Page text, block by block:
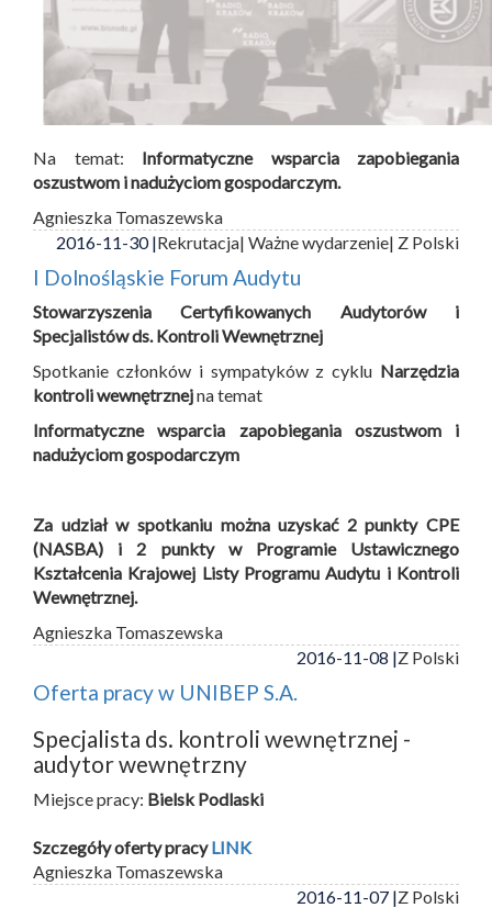
Na temat: Informatyczne wsparcia zapobiegania
oszustwom i nadużyciom gospodarczym.
Agnieszka Tomaszewska
2016-11-30 |Rekrutacja| Ważne wydarzenie| Z Polski
I Dolnośląskie Forum Audytu
Stowarzyszenia Certyfikowanych Audytorów i
Specjalistów ds. Kontroli Wewnętrznej
Spotkanie członków i sympatyków z cyklu Narzędzia
kontroli wewnętrznejna temat
Informatyczne wsparcia zapobiegania oszustwom i
nadużyciom gospodarczym
Za udział w spotkaniu można uzyskać 2 punkty CPE
(NASBA) i 2 punkty w Programie Ustawicznego
Kształcenia Krajowej Listy Programu Audytu i Kontroli
Wewnętrznej.
Agnieszka Tomaszewska
2016-11-08 |Z Polski
Oferta pracy w UNIBEP S.A.
Specjalista ds. kontroli wewnętrznej -
audytor wewnętrzny
Miejsce pracy: Bielsk Podlaski
Szczegóły oferty pracyLINK
Agnieszka Tomaszewska
2016-11-07 |Z Polski